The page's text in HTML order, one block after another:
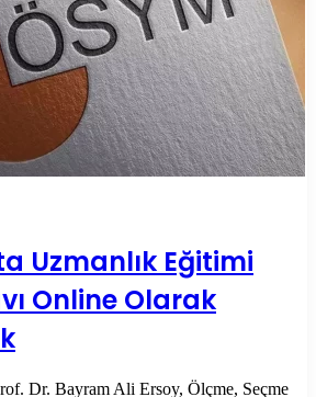
Uzmanlık Eğitimi
Online Olarak
Dr. Bayram Ali Ersoy, Ölçme, Seçme